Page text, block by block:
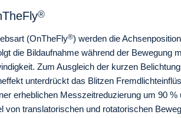
®
(OnTheFly®) werden die
die Bildaufnahme während der Bewegung
Zum Ausgleich der kurzen
unterdrückt das Blitzen
erheblichen Messzeitreduzierung um 90
von translatorischen und rotatorischen